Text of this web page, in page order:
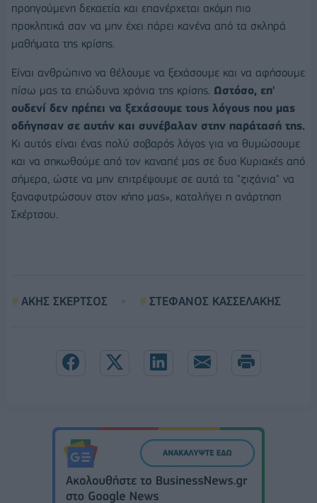
προηγούμενη δεκαετία και επανέρχεται ακόμη πιο
προκλητικά σαν να μην έχει πάρει κανένα από τα σκληρά
μαθήματα της κρίσης.
Είναι ανθρώπινο να θέλουμε να ξεχάσουμε και να αφήσουμε
πίσω μας τα επώδυνα χρόνια της κρίσης. Ωστόσο, επ'
ουδενί δεν πρέπει να ξεχάσουμε τους λόγους που μας
οδήγησαν σε αυτήν και συνέβαλαν στην παράτασή της.
Κι αυτός είναι ένας πολύ σοβαρός λόγος για να θυμώσουμε
και να σηκωθούμε από τον καναπέ μας σε δυο Κυριακές από
σήμερα, ώστε να μην επιτρέψουμε σε αυτά τα "ζιζάνια" να
ξαναφυτρώσουν στον κήπο μας», καταλήγει η ανάρτηση
Σκέρτσου.
ΑΚΗΣ ΣΚΕΡΤΣΟΣ ΣΤΕΦΑΝΟΣ ΚΑΣΣΕΛΑΚΗΣ